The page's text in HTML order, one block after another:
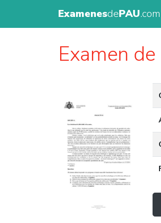
ExamenesdePAU.com
Examen de